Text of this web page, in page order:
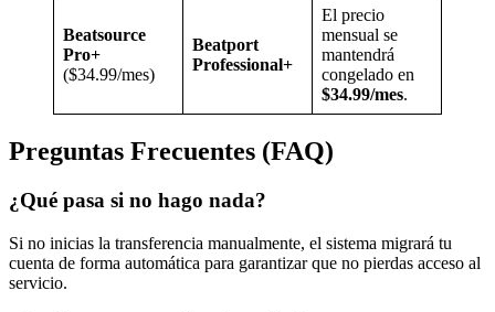
Beatsource
Pro+
($34.99/mes)
Beatport
Professional+
El precio
mensual se
mantendrá
congelado en
$34.99/mes.
Preguntas Frecuentes (FAQ)
¿Qué pasa si no hago nada?
Si no inicias la transferencia manualmente, el sistema migrará tu
cuenta de forma automática para garantizar que no pierdas acceso al
servicio.